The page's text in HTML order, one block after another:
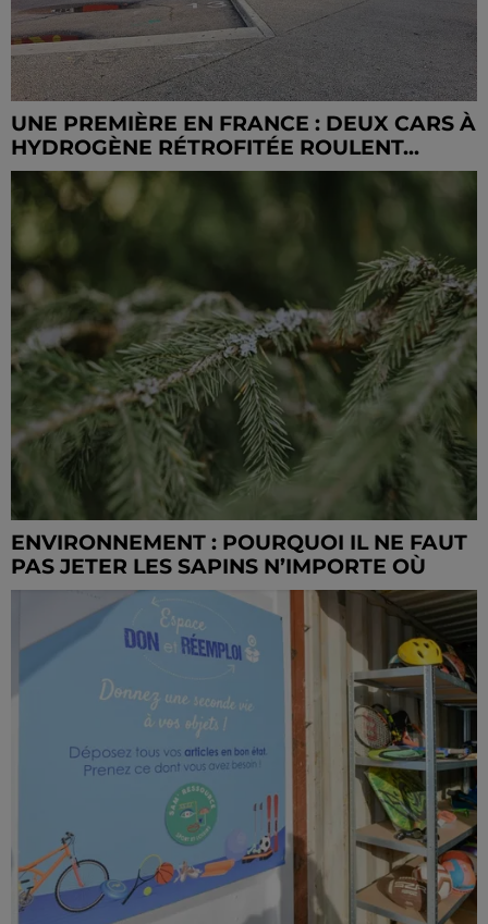
UNE PREMIÈRE EN FRANCE : DEUX CARS À
HYDROGÈNE RÉTROFITÉE ROULENT...
ENVIRONNEMENT : POURQUOI IL NE FAUT
PAS JETER LES SAPINS N’IMPORTE OÙ